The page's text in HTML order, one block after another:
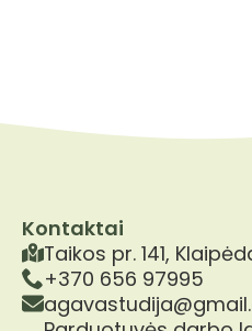
Kontaktai
Taikos pr. 141,
+370 656 97995